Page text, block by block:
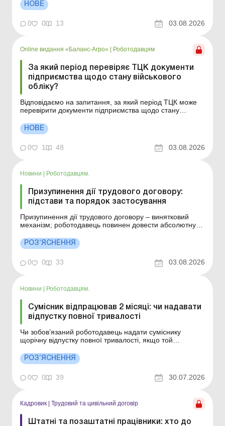
оформити лікарняний для догляду за хворою дитиною.
Чи можна працювати під час відпустки для догляду за
дитиною і не втратити свої права? Як оформити вихі...
НОВЕ
0 0 13 03.08.2026
Online видання «Баланс-Агро» Роботодавцям
За який період перевіряє ТЦК документи
підприємства щодо стану військового
обліку?
Відповідаємо на запитання, за який період ТЦК може
перевірити документи підприємства щодо стану
документи з військового обліку? Як дізнатися, що
підприємство включили до плану перевірок ТЦК? Які
підприємства ТЦК перевіряє щороку, а які &nda...
НОВЕ
0 1 48 03.08.2026
Новини Роботодавцям.
Призупинення дії трудового договору:
підстави та порядок застосування
Призупинення дії трудового договору – винятковий
механізм; роботодавець повинен довести абсолютну
бути об’єктивно позбавлений можливості виконувати
роботу; якщо ці умови не доведені – роботодавець
РОЗ’ЯСНЕННЯ
0 0 33 03.08.2026
Новини | Роботодавцям.
Сумісник відпрацював 2 місяці: чи надавати
відпустку повної тривалості
Чи зобов’язаний роботодавець надати суміснику
щорічну відпустку повної тривалості, якщо той
основним місцем роботи? Більше за темою: Звільнення
сумісника в разі прийняття основного працівника: чи
можливо Розрахунок лікарняних для сумісників: ...
РОЗ’ЯСНЕННЯ
0 0 39 30.07.2026
Кадровик | Трудовий та цивільний договір
Штатні та позаштатні працівники: хто до